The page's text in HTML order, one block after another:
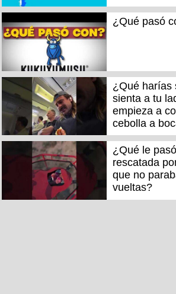
¿Qué pasó
¿Qué harías
sienta a tu
empieza a
cebolla a
¿Qué le
rescatada
que no
vueltas?